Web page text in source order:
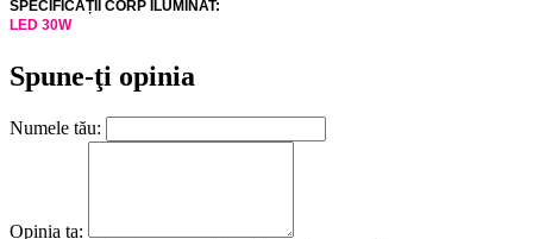
SPECIFICAȚII CORP ILUMINAT:
LED 30W
Spune-ţi opinia
Numele tău:
Opinia ta: